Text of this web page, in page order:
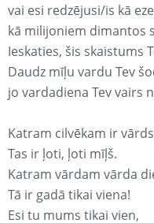
vai esi redzējusi/is kā
kā milijoniem dimantos
Ieskaties, šis skaistums
Daudz mīļu vardu Tev
jo vardadiena Tev vairs
Katram cilvēkam ir
Tas ir ļoti, ļoti mīļš.
Katram vārdam vārda
Tā ir gadā tikai viena!
Esi tu mums tikai vien,